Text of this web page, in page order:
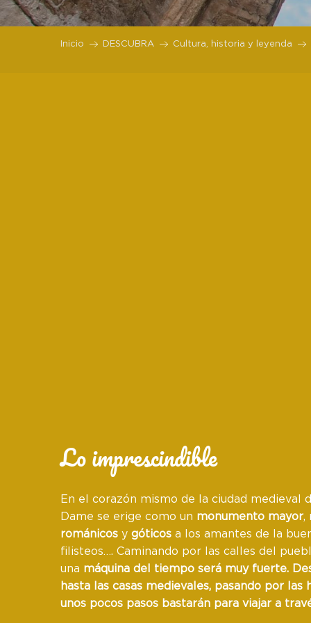
Inicio DESCUBRA Cultura, historia y leyenda
Lo imprescindible
En el corazón mismo de la ciudad medieval
Dame se erige como un monumento mayor,
románicos y góticos a los amantes de la
filisteos…. Caminando por las calles del
una máquina del tiempo será muy fuerte.
hasta las casas medievales, pasando por las
unos pocos pasos bastarán para viajar a